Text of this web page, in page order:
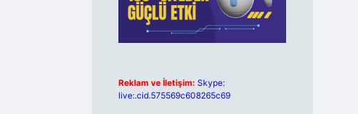
Reklam ve İletişim: Skype:
live:.cid.575569c608265c69